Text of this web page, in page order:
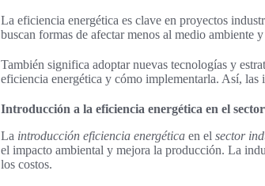
La eficiencia energética es clave en proyectos
buscan formas de afectar menos al medio ambiente
También significa adoptar nuevas tecnologías y
eficiencia energética y cómo implementarla. Así, las
Introducción a la eficiencia energética en el
La introducción eficiencia energética en el sector
el impacto ambiental y mejora la producción. La
los costos.